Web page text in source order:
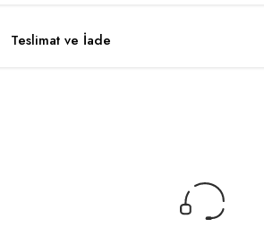
Teslimat ve İade